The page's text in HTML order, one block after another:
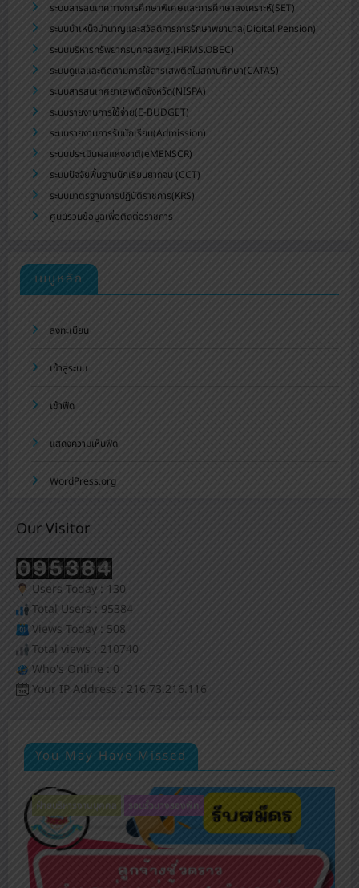
ระบบสารสนเทศทางการศึกษาพิเศษและการศึกษาสงเคราะห์(SET)
ระบบบำเหน็จบำนาญและสวัสดิการการรักษาพยาบาล(Digital Pension)
ระบบบริหารทรัพยากรบุคคลสพฐ.(HRMS.OBEC)
ระบบดูแลและติดตามการใช้สารเสพติดในสถานศึกษา(CATAS)
ระบบสารสนเทศยาเสพติดจังหวัด(NISPA)
ระบบรายงานการใช้จ่าย(E-BUDGET)
ระบบรายงานการรับนักเรียน(Admission)
ระบบประเมินผลแห่งชาติ(eMENSCR)
ระบบปัจจัยพื้นฐานนักเรียนยากจน (CCT)
ระบบมาตรฐานการปฏิบัติราชการ(KRS)
ศูนย์รวมข้อมูลเพื่อติดต่อราชการ
เมนูหลัก
ลงทะเบียน
เข้าสู่ระบบ
เข้าฟีด
แสดงความเห็นฟีด
WordPress.org
Our Visitor
Users Today : 130
Total Users : 95384
Views Today : 508
Total views : 210740
Who's Online : 0
Your IP Address : 216.73.216.116
You May Have Missed
ฝ่ายบริหารงานบุคคล รอบรั้วนางรองพิท